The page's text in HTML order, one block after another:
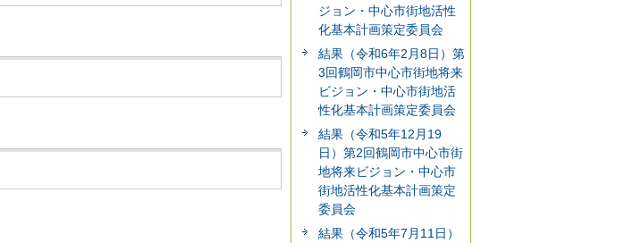
ジョン・中心市街地活性
化基本計画策定委員会
結果（令和6年2月8日）第
3回鶴岡市中心市街地将来
ビジョン・中心市街地活
性化基本計画策定委員会
結果（令和5年12月19
日）第2回鶴岡市中心市街
地将来ビジョン・中心市
街地活性化基本計画策定
委員会
結果（令和5年7月11日）